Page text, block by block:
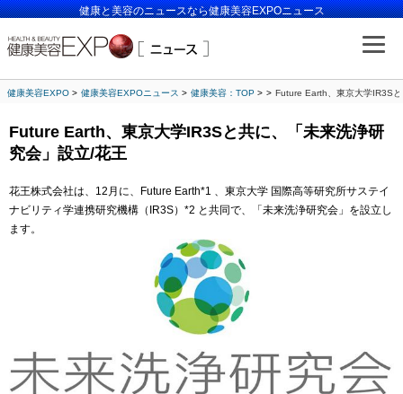
健康と美容のニュースなら健康美容EXPOニュース
健康美容EXPO 健康美容EXPOニュース 健康美容：TOP Future Earth、東京大学IR3S
Future Earth、東京大学IR3Sと共に、「未来洗浄研
究会」設立/花王
花王株式会社は、12月に、Future Earth*1 、東京大学 国際高等研究所サステイ
ナビリティ学連携研究機構（IR3S）*2 と共同で、「未来洗浄研究会」を設立し
ます。